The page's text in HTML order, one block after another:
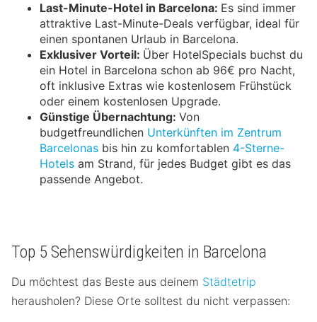
Last-Minute-Hotel in Barcelona: Es sind immer
attraktive Last-Minute-Deals verfügbar, ideal für
einen spontanen Urlaub in Barcelona.
Exklusiver Vorteil: Über HotelSpecials buchst du
ein Hotel in Barcelona schon ab 96€ pro Nacht,
oft inklusive Extras wie kostenlosem Frühstück
oder einem kostenlosen Upgrade.
Günstige Übernachtung: Von
budgetfreundlichen Unterkünften im Zentrum
Barcelonas bis hin zu komfortablen 4-Sterne-
Hotels am Strand, für jedes Budget gibt es das
passende Angebot.
Top 5 Sehenswürdigkeiten in Barcelona
Du möchtest das Beste aus deinem Städtetrip
herausholen? Diese Orte solltest du nicht verpassen: